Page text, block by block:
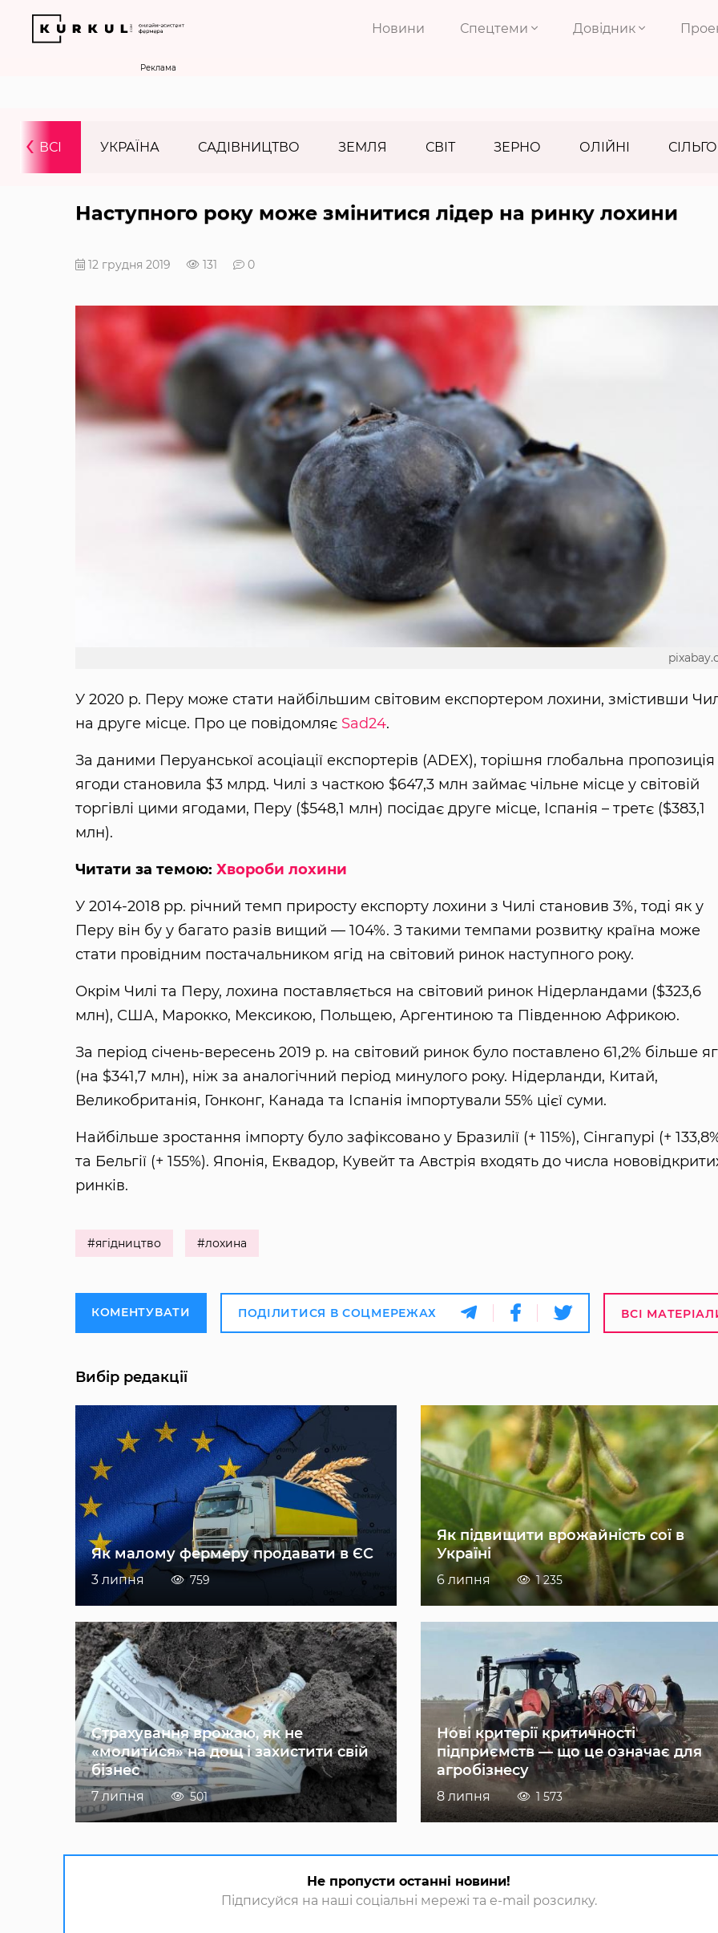
Новини Спецтеми Довідник
Реклама
ВСІ УКРАЇНА САДІВНИЦТВО ЗЕМЛЯ СВІТ ЗЕРНО ОЛІЙНІ
‹
Наступного року може змінитися лідер на ринку лохини
12 грудня 2019 131 0
У 2020 р. Перу може стати найбільшим світовим експортером лохини, змістивши
на друге місце. Про це повідомляє Sad24.
За даними Перуанської асоціації експортерів (ADEX), торішня глобальна пропозиція
ягоди становила $3 ​​млрд. Чилі з часткою $647,3 млн займає чільне місце у світовій
торгівлі цими ягодами, Перу ($548,1 млн) посідає друге місце, Іспанія – третє ($383,1
млн).
Читати за темою: Хвороби лохини
У 2014-2018 рр. річний темп приросту експорту лохини з Чилі становив 3%, тоді як у
Перу він бу у багато разів вищий — 104%. З такими темпами розвитку країна може
стати провідним постачальником ягід на світовий ринок наступного року.
Окрім Чилі та Перу, лохина поставляється на світовий ринок Нідерландами ($323,6
млн), США, Марокко, Мексикою, Польщею, Аргентиною та Південною Африкою.
За період січень-вересень 2019 р. на світовий ринок було поставлено 61,2% більше
(на $341,7 млн), ніж за аналогічний період минулого року. Нідерланди, Китай,
Великобританія, Гонконг, Канада та Іспанія імпортували 55% цієї суми.
Найбільше зростання імпорту було зафіксовано у Бразилії (+ 115%), Сінгапурі (+
та Бельгії (+ 155%). Японія, Еквадор, Кувейт та Австрія входять до числа
ринків.
#ягідництво #лохина
КОМЕНТУВАТИ ПОДІЛИТИСЯ В СОЦМЕРЕЖАХ ВСІ
Вибір редакції
Як малому фермеру продавати в ЄС
3 липня 759
Як підвищити врожайність сої в
Україні
6 липня 1 235
Страхування врожаю, як не
«молитися» на дощ і захистити свій
бізнес
7 липня 501
Нові критерії критичності
підприємств — що це означає для
агробізнесу
8 липня 1 573
Не пропусти останні новини!
Підписуйся на наші соціальні мережі та e-mail розсилку.